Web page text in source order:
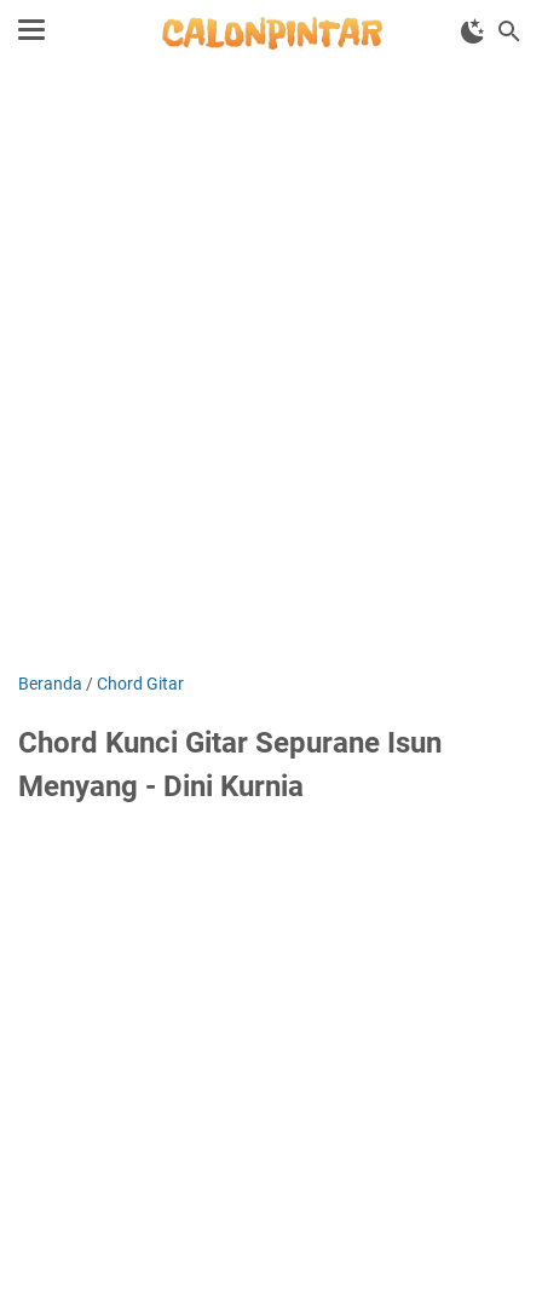
Beranda /Chord Gitar
Chord Kunci Gitar Sepurane Isun
Menyang - Dini Kurnia